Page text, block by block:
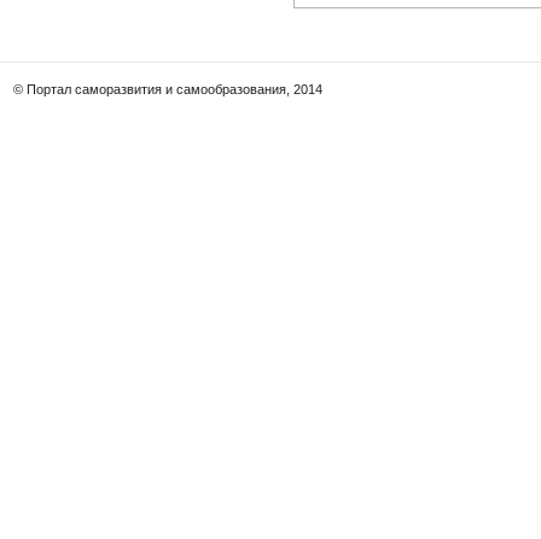
© Портал саморазвития и самообразования, 2014